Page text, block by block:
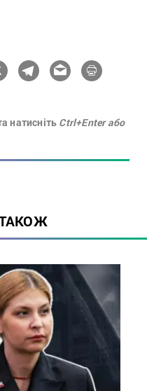
натисніть Ctrl+Enter або